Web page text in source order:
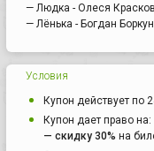
— Людка - Олеся
— Лёнька - Богдан
Условия
Купон действует по
Купон дает право на:
— скидку 30% на